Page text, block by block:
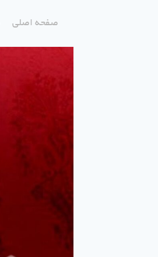
صفحه اصلی